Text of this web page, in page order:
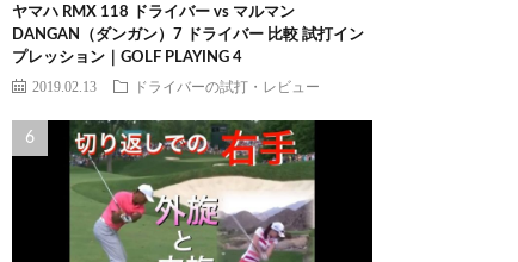
ヤマハ RMX 118 ドライバー vs マルマン
DANGAN（ダンガン）7 ドライバー 比較 試打イン
プレッション｜GOLF PLAYING 4
2019.02.13 ドライバーの試打・レビュー